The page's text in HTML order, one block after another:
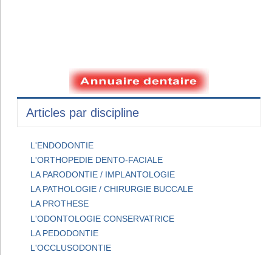
Articles par discipline
L'ENDODONTIE
L'ORTHOPEDIE DENTO-FACIALE
LA PARODONTIE / IMPLANTOLOGIE
LA PATHOLOGIE / CHIRURGIE BUCCALE
LA PROTHESE
L'ODONTOLOGIE CONSERVATRICE
LA PEDODONTIE
L'OCCLUSODONTIE